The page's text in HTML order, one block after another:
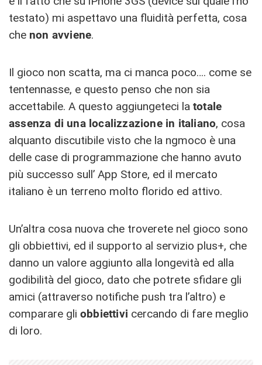
testato) mi aspettavo una fluidità perfetta, cosa
che non avviene.
Il gioco non scatta, ma ci manca poco…. come se
tentennasse, e questo penso che non sia
accettabile. A questo aggiungeteci la totale
assenza di una localizzazione in italiano, cosa
alquanto discutibile visto che la ngmoco è una
delle case di programmazione che hanno avuto
più successo sull’ App Store, ed il mercato
italiano è un terreno molto florido ed attivo.
Un’altra cosa nuova che troverete nel gioco sono
gli obbiettivi, ed il supporto al servizio plus+, che
danno un valore aggiunto alla longevità ed alla
godibilità del gioco, dato che potrete sfidare gli
amici (attraverso notifiche push tra l’altro) e
comparare gli obbiettivi cercando di fare meglio
di loro.